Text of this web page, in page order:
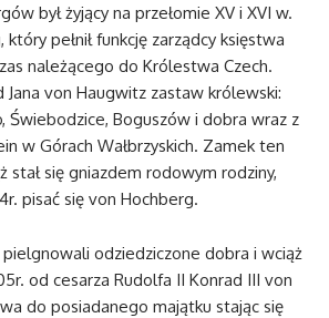
był żyjący na przełomie XV i XVI w.
pełnił funkcję zarządcy księstwa
należącego do Królestwa Czech.
Jana von Haugwitz zastaw królewski:
Świebodzice, Boguszów i dobra wraz z
w Górach Wałbrzyskich. Zamek ten
stał się gniazdem rodowym rodziny,
pisać się von Hochberg.
odziedziczone dobra i wciąż
od cesarza Rudolfa II Konrad III von
do posiadanego majątku stając się